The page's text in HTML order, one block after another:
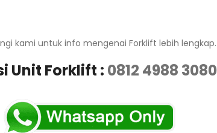
kami untuk info mengenai Forklift lebih lengkap.
Unit Forklift : 0812 4988 3080